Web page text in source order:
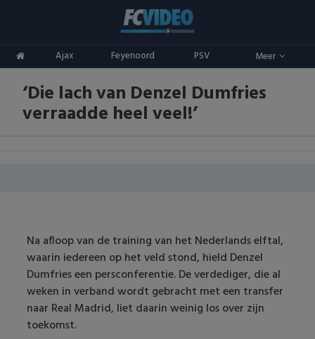
Ajax Feyenoord PSV Meer
ADO Den Haag
Ajax
FC Utrecht
Feyenoord
Heracles Almelo
Competities
Eredivisie
Champions League
Europa League
Conference League
Oranje
‘Die lach van Denzel Dumfries
verraadde heel veel!’
Na afloop van de training van het Nederlands elftal,
waarin iedereen op het veld stond, hield Denzel
Dumfries een persconferentie. De verdediger, die al
weken in verband wordt gebracht met een transfer
naar Real Madrid, liet daarin weinig los over zijn
toekomst.